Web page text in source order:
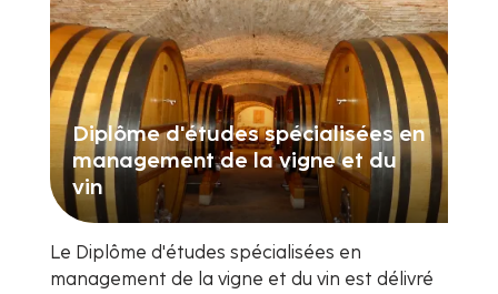
Diplôme d'études spécialisées en
management de la vigne et du
vin
Le Diplôme d'études spécialisées en
management de la vigne et du vin est délivré